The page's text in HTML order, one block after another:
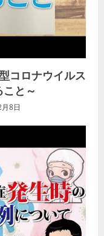
コロナウイルス
と～
8日